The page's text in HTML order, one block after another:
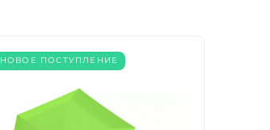
НОВОЕ ПОСТУПЛЕНИЕ